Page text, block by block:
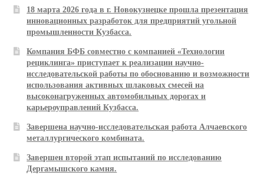
18 марта 2026 года в г. Новокузнецке прошла презентация
инновационных разработок для предприятий угольной
промышленности Кузбасса.
Компания БФБ совместно с компанией «Технологии
рециклинга» приступает к реализации научно-
исследовательской работы по обоснованию и возможности
использования активных шлаковых смесей на
высоконагруженных автомобильных дорогах и
карьероуправлений Кузбасса.
Завершена научно-исследовательская работа Алчаевского
металлургического комбината.
Завершен второй этап испытаний по исследованию
Дергамышского камня.